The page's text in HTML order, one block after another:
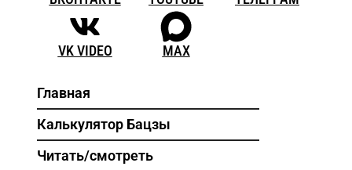
VK VIDEO MAX
Главная
Калькулятор Бацзы
Читать/смотреть